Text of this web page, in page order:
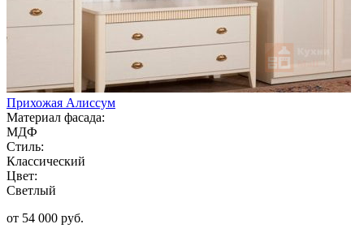
Прихожая Алиссум
Материал фасада:
МДФ
Стиль:
Классический
Цвет:
Светлый
от 54 000 руб.